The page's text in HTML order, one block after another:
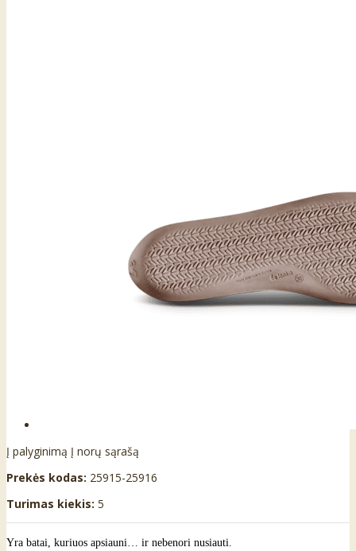
Į palyginimą Į norų sąrašą
Prekės kodas: 25915-25916
Turimas kiekis: 5
Yra batai, kuriuos apsiauni… ir nebenori nusiauti.